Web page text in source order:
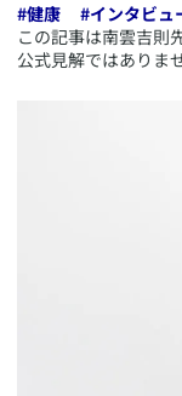
#健康 #インタビュ
この記事は南雲吉則
公式見解ではありま